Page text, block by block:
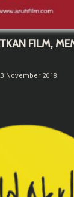
FILM,
November 2018